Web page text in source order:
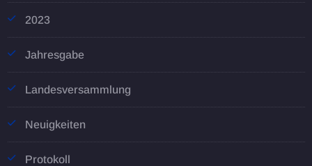
2023
Jahresgabe
Landesversammlung
Neuigkeiten
Protokoll